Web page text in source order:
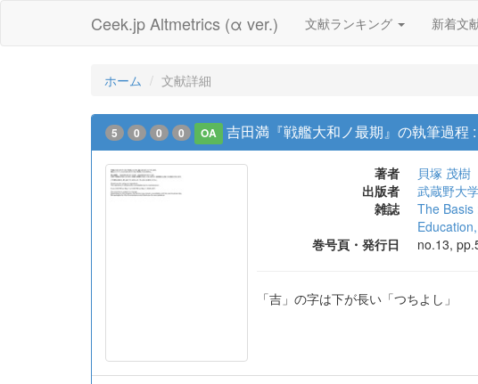
Ceek.jp Altmetrics (α ver.) 文献ランキング 新着文
ホーム 文献詳細
5 0 0 0 OA 吉田満『戦艦大和ノ最期』の執筆過程
著者
貝塚 茂樹
出版者
武蔵野大
雑誌
The Basis
巻号頁・発行日
no.13,
「吉」の字は下が長い「つちよし」